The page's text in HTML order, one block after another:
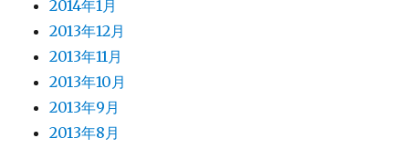
2014年1月
2013年12月
2013年11月
2013年10月
2013年9月
2013年8月